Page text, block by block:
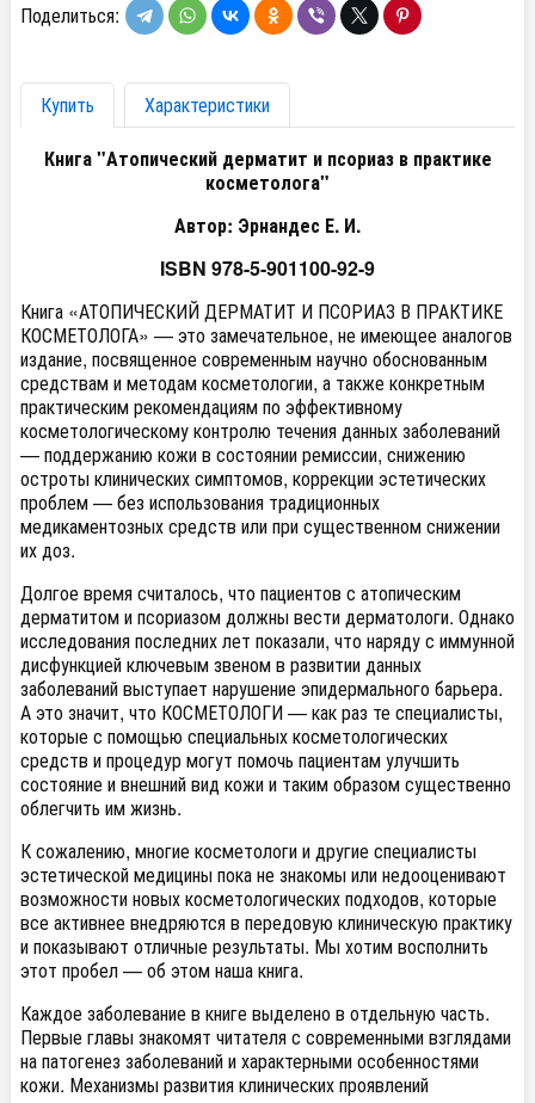
Поделиться:
Купить
Характеристики
Книга "Атопический дерматит и псориаз в практике
косметолога"
Автор: Эрнандес Е. И.
ISBN 978-5-901100-92-9
Книга «АТОПИЧЕСКИЙ ДЕРМАТИТ И ПСОРИАЗ В ПРАКТИКЕ
КОСМЕТОЛОГА» — это замечательное, не имеющее аналогов
издание, посвященное современным научно обоснованным
средствам и методам косметологии, а также конкретным
практическим рекомендациям по эффективному
косметологическому контролю течения данных заболеваний
— поддержанию кожи в состоянии ремиссии, снижению
остроты клинических симптомов, коррекции эстетических
проблем — без использования традиционных
медикаментозных средств или при существенном снижении
их доз.
Долгое время считалось, что пациентов с атопическим
дерматитом и псориазом должны вести дерматологи. Однако
исследования последних лет показали, что наряду с иммунной
дисфункцией ключевым звеном в развитии данных
заболеваний выступает нарушение эпидермального барьера.
А это значит, что КОСМЕТОЛОГИ — как раз те специалисты,
которые с помощью специальных косметологических
средств и процедур могут помочь пациентам улучшить
состояние и внешний вид кожи и таким образом существенно
облегчить им жизнь.
К сожалению, многие косметологи и другие специалисты
эстетической медицины пока не знакомы или недооценивают
возможности новых косметологических подходов, которые
все активнее внедряются в передовую клиническую практику
и показывают отличные результаты. Мы хотим восполнить
этот пробел — об этом наша книга.
Каждое заболевание в книге выделено в отдельную часть.
Первые главы знакомят читателя с современными взглядами
на патогенез заболеваний и характерными особенностями
кожи. Механизмы развития клинических проявлений